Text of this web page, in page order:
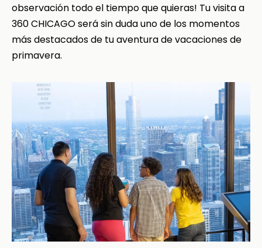
observación todo el tiempo que quieras! Tu visita a
360 CHICAGO será sin duda uno de los momentos
más destacados de tu aventura de vacaciones de
primavera.